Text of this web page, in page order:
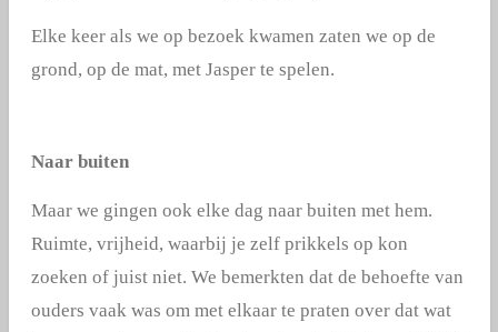
Elke keer als we op bezoek kwamen zaten we op de
grond, op de mat, met Jasper te spelen.
Naar buiten
Maar we gingen ook elke dag naar buiten met hem.
Ruimte, vrijheid, waarbij je zelf prikkels op kon
zoeken of juist niet. We bemerkten dat de behoefte van
ouders vaak was om met elkaar te praten over dat wat